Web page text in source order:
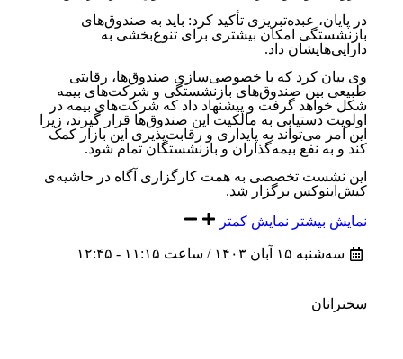
در پایان، عبده‌تبریزی تأکید کرد: باید به صندوق‌های
بازنشستگی امکان بیشتری برای تنوع‌بخشی به
دارایی‌هایشان داد.
وی بیان کرد که با خصوصی‌سازی صندوق‌ها، رقابتی
طبیعی بین صندوق‌های بازنشستگی و شرکت‌های بیمه
شکل خواهد گرفت و پیشنهاد داد که شرکت‌های بیمه در
اولویت دستیابی به مالکیت این صندوق‌ها قرار گیرند، زیرا
این امر می‌تواند به پایداری و رقابت‌پذیری این بازار کمک
کند و به نفع بیمه‌گذاران و بازنشستگان تمام شود.
این نشست تخصصی به همت کارگزاری آگاه در حاشیه‌ی
کیش‌اینوکس برگزار شد.
نمایش بیشتر نمایش کمتر
سه‌شنبه ۱۵ آبان ۱۴۰۳ / ساعت ۱۱:۱۵ - ۱۲:۴۵
سخنرانان